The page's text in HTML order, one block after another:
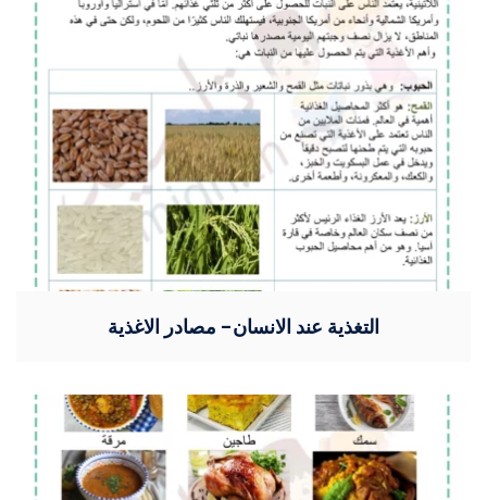
التغذية عند الانسان- مصادر الاغذية